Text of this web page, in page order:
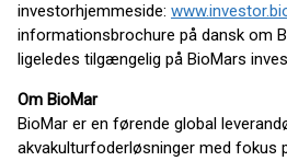
investorhjemmeside:
informationsbrochure på dansk om
ligeledes tilgængelig på BioMars
Om BioMar
BioMar er en førende global
akvakulturfoderløsninger med fokus